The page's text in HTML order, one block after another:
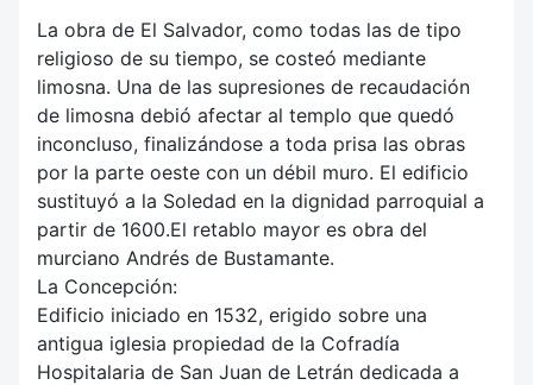
La obra de El Salvador, como todas las de tipo
religioso de su tiempo, se costeó mediante
limosna. Una de las supresiones de recaudación
de limosna debió afectar al templo que quedó
inconcluso, finalizándose a toda prisa las obras
por la parte oeste con un débil muro. El edificio
sustituyó a la Soledad en la dignidad parroquial a
partir de 1600.El retablo mayor es obra del
murciano Andrés de Bustamante.
La Concepción:
Edificio iniciado en 1532, erigido sobre una
antigua iglesia propiedad de la Cofradía
Hospitalaria de San Juan de Letrán dedicada a